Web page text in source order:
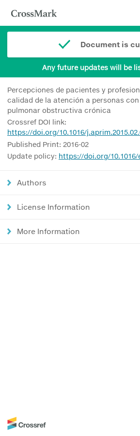
Document is
Any future updates will be
Percepciones de pacientes y
calidad de la atención a personas con
pulmonar obstructiva crónica
Crossref DOI link:
https://doi.org/10.1016/
Published Print: 2016-02
Update policy: https://doi.org/
Authors
License Information
More Information